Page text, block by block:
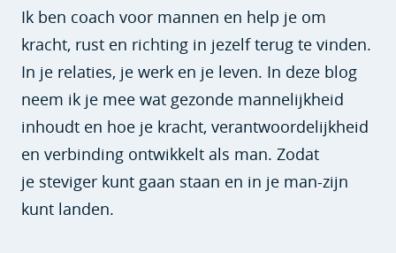
Ik ben coach voor mannen en help je om
kracht, rust en richting in jezelf terug te vinden.
In je relaties, je werk en je leven. In deze blog
neem ik je mee wat gezonde mannelijkheid
inhoudt en hoe je kracht, verantwoordelijkheid
en verbinding ontwikkelt als man. Zodat
je steviger kunt gaan staan en in je man-zijn
kunt landen.